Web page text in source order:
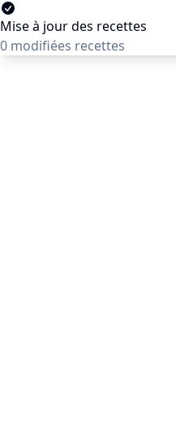
Mise à jour des recettes
0 modifiées recettes